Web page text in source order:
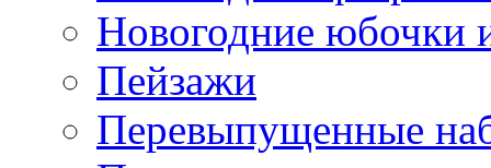
Новогодние юбочки
Пейзажи
Перевыпущенные